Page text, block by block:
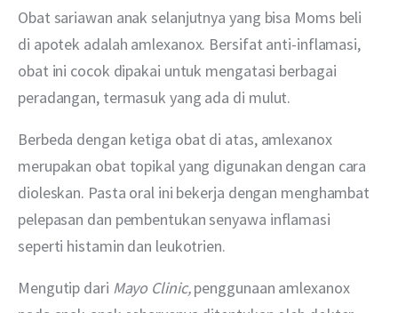
Obat sariawan anak selanjutnya yang bisa Moms beli
di apotek adalah amlexanox. Bersifat anti-inflamasi,
obat ini cocok dipakai untuk mengatasi berbagai
peradangan, termasuk yang ada di mulut.
Berbeda dengan ketiga obat di atas, amlexanox
merupakan obat topikal yang digunakan dengan cara
dioleskan. Pasta oral ini bekerja dengan menghambat
pelepasan dan pembentukan senyawa inflamasi
seperti histamin dan leukotrien.
Mengutip dari Mayo Clinic, penggunaan amlexanox